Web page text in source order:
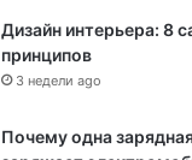
Дизайн интерьера: 8
принципов
3 недели ago
Почему одна